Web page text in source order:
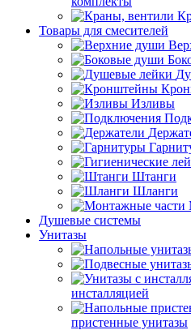
Товары для смесителей
Изливы
Штанги
Шланги
Душевые системы
Унитазы
инсталляцией
пристенные унитазы